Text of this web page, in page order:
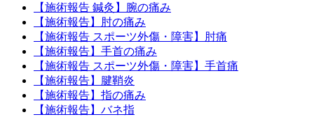
【施術報告 鍼灸】腕の痛み
【施術報告】肘の痛み
【施術報告 スポーツ外傷・障害】肘痛
【施術報告】手首の痛み
【施術報告 スポーツ外傷・障害】手首痛
【施術報告】腱鞘炎
【施術報告】指の痛み
【施術報告】バネ指